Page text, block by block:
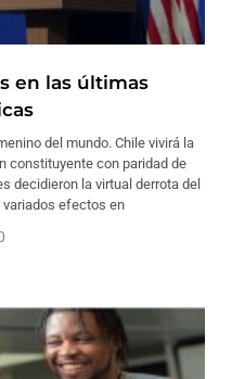
en las últimas
del mundo. Chile vivirá la
constituyente con paridad de
decidieron la virtual derrota del
variados efectos en